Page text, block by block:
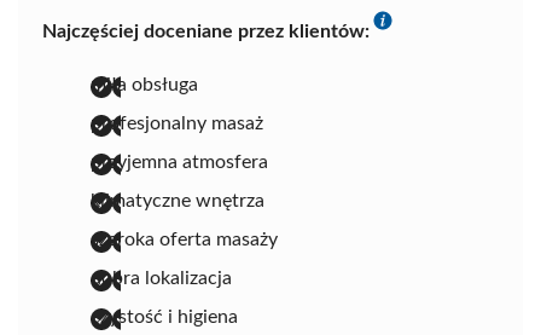
Najczęściej doceniane przez klientów:
miła obsługa
profesjonalny masaż
przyjemna atmosfera
klimatyczne wnętrza
szeroka oferta masaży
dobra lokalizacja
czystość i higiena